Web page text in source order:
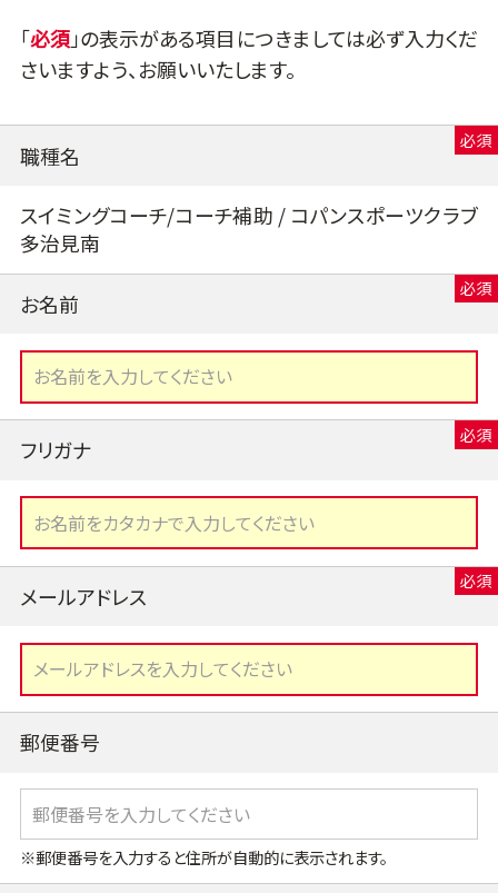
「
」の表示がある項目につきましては必ず入力くだ
さいますよう、お願いいたします。
職種名
スイミングコーチ/コーチ補助 / コパンスポーツクラブ
多治見南
お名前
フリガナ
メールアドレス
郵便番号
※郵便番号を入力すると住所が自動的に表示されます。